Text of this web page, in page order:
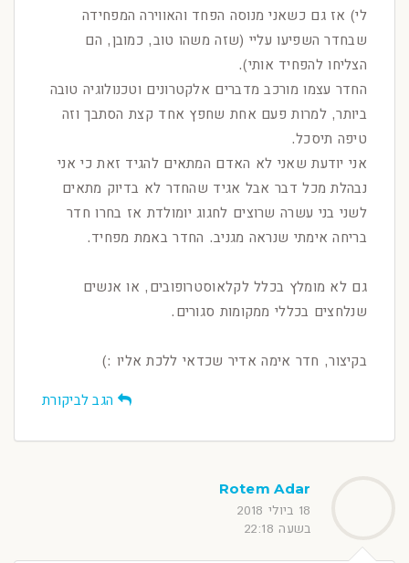
לי) אז גם כשאני מנוסה הפחד והאווירה המפחידה
שבחדר השפיעו עליי (שזה משהו טוב, כמובן, הם
הצליחו להפחיד אותי).
החדר עצמו מורכב מדברים אלקטרונים וטכנולוגיה טובה
ביותר, למרות פעם אחת שחפץ אחד קצת הסתבך וזה
טיפה תיסכל.
אני יודעת שאני לא האדם המתאים להגיד זאת כי אני
נבהלת מכל דבר אבל אגיד שהחדר לא בדיוק מתאים
לשני בני עשרה שרוצים לחגוג יומולדת אז בחרו חדר
בריחה אימתי שנראה מגניב. החדר באמת מפחיד.
גם לא מומלץ בכלל לקלאוסטרופובים, או אנשים
שנלחצים בכללי ממקומות סגורים.
בקיצור, חדר אימה אדיר שכדאי ללכת אליו :)
הגב לביקורת
Rotem Adar
18 ביולי 2018
בשעה 22:18